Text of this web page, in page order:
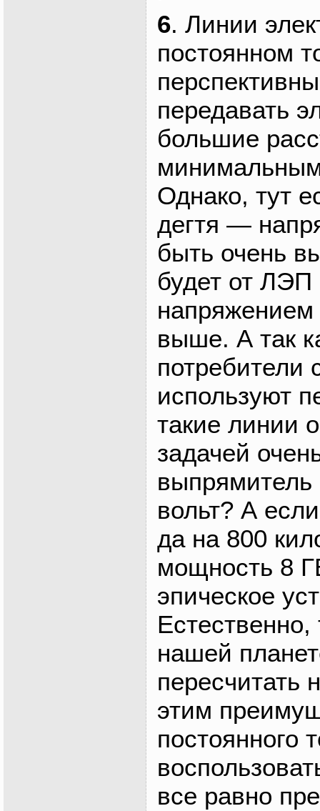
6. Линии
постоянном
передавать
большие
Однако, тут
дегтя —
быть очень
будет от ЛЭП
напряжением
выше. А так
потребители
используют
такие линии
задачей
вольт? А
да на 800
мощность 8
эпическое
нашей
пересчитать
этим
постоянного
все равно